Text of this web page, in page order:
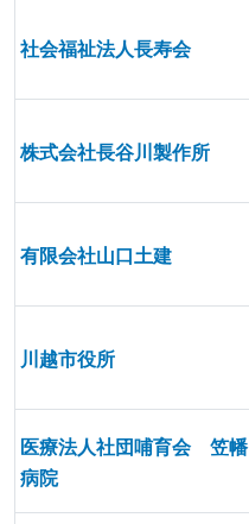
社会福祉法人長寿会
株式会社長谷川製作所
有限会社山口土建
川越市役所
医療法人社団哺育会 笠幡
病院